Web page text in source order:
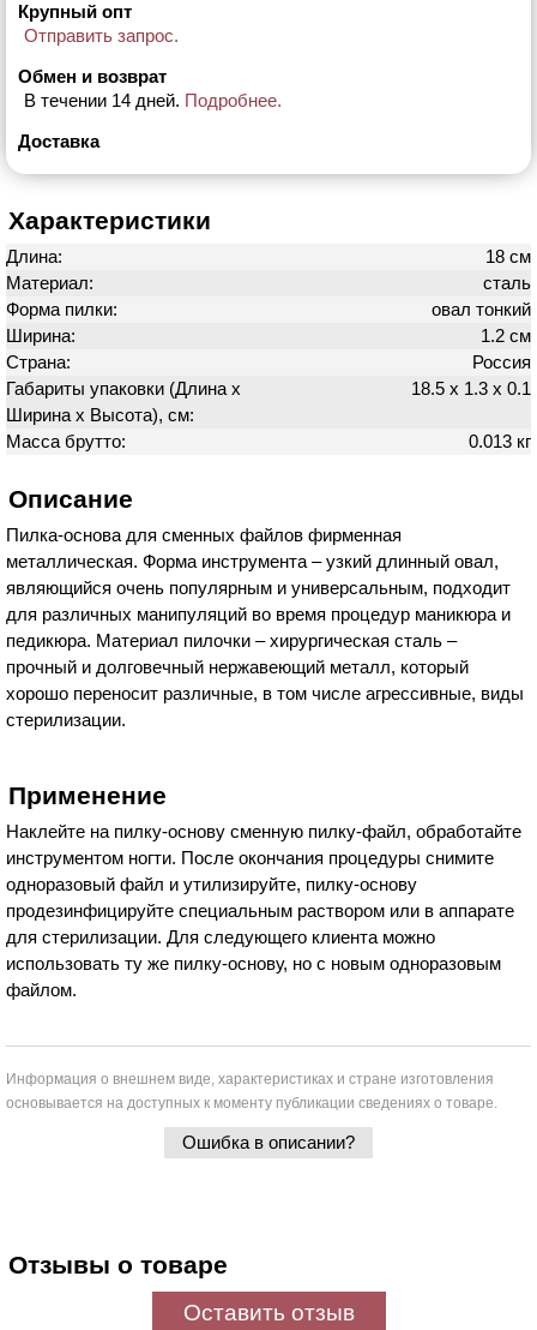
Крупный опт
Отправить запрос.
Обмен и возврат
В течении 14 дней. Подробнее.
Доставка
Характеристики
Длина:
18 см
Материал:
сталь
Форма пилки:
овал тонкий
Ширина:
1.2 см
Страна:
Россия
Габариты упаковки (Длина х
Ширина х Высота), см:
18.5 х 1.3 х 0.1
Масса брутто: 0.013 кг
Описание
Пилка-основа для сменных файлов фирменная
металлическая. Форма инструмента – узкий длинный овал,
являющийся очень популярным и универсальным, подходит
для различных манипуляций во время процедур маникюра и
педикюра. Материал пилочки – хирургическая сталь –
прочный и долговечный нержавеющий металл, который
хорошо переносит различные, в том числе агрессивные, виды
стерилизации.
Применение
Наклейте на пилку-основу сменную пилку-файл, обработайте
инструментом ногти. После окончания процедуры снимите
одноразовый файл и утилизируйте, пилку-основу
продезинфицируйте специальным раствором или в аппарате
для стерилизации. Для следующего клиента можно
использовать ту же пилку-основу, но с новым одноразовым
файлом.
Информация о внешнем виде, характеристиках и стране изготовления
основывается на доступных к моменту публикации сведениях о товаре.
Ошибка в описании?
Отзывы о товаре
Оставить отзыв